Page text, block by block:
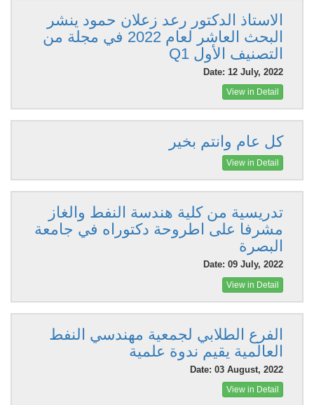
الاستاذ الدكتور رعد زعلان حمود ينشر
البحث العاشر لعام 2022 في مجلة من
التصنيف الأول Q1
Date: 12 July, 2022
View in Detail
كل عام وانتم بخير
View in Detail
تدريسية من كلية هندسة النفط والغاز
مشرفا على اطروحة دكتوراه في جامعة
البصرة
Date: 09 July, 2022
View in Detail
الفرع الطلابي لجمعية مهندسي النفط
العالمية يقيم ندوة علمية
Date: 03 August, 2022
View in Detail